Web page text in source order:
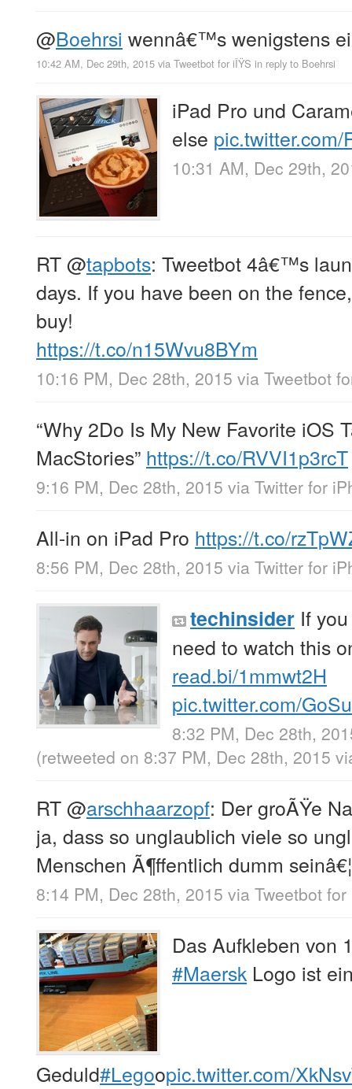
@Boehrsi wennâ€™s wenigstens
10:42 AM, Dec 29th, 2015 via Tweetbot for iÎŸS in reply to Boehrsi
iPad Pro und
else
10:31 AM, Dec 29th,
RT@tapbots: Tweetbot 4â€™s
days. If you have been on the
buy!
https://t.co/n15Wvu8BYm
10:16 PM, Dec 28th, 2015 via Tweetbot
“Why 2Do Is My New Favorite iOS
MacStories” https://t.co/RVVI1p3rcT
9:16 PM, Dec 28th, 2015 via Twitter for
All-in on iPad Pro https://t.co/
8:56 PM, Dec 28th, 2015 via Twitter for
techinsider If
need to watch this
read.bi/1mmwt2H
pic.twitter.com/
8:32 PM, Dec 28th,
(retweeted on 8:37 PM, Dec 28th, 2015
RT@arschhaarzopf: Der groÃŸe
ja, dass so unglaublich viele so
Menschen Ã¶ffentlich dumm seinâ€¦
8:14 PM, Dec 28th, 2015 via Tweetbot for
Das Aufkleben von
#MaerskLogo ist
Geduld#Legoopic.twitter.com/